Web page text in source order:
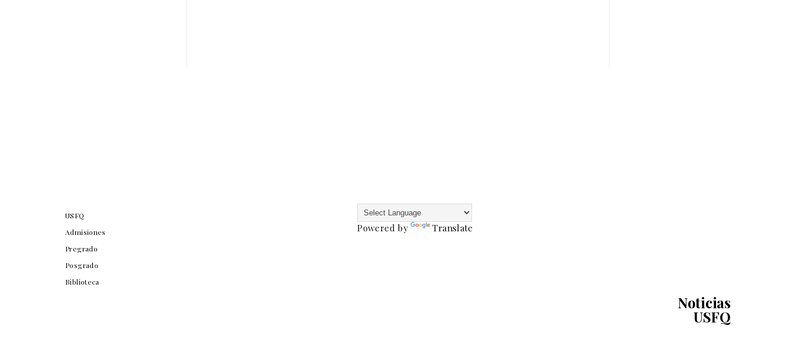
USFQ
Admisiones
Pregrado
Posgrado
Biblioteca
Powered by Translate
Noticias
USFQ